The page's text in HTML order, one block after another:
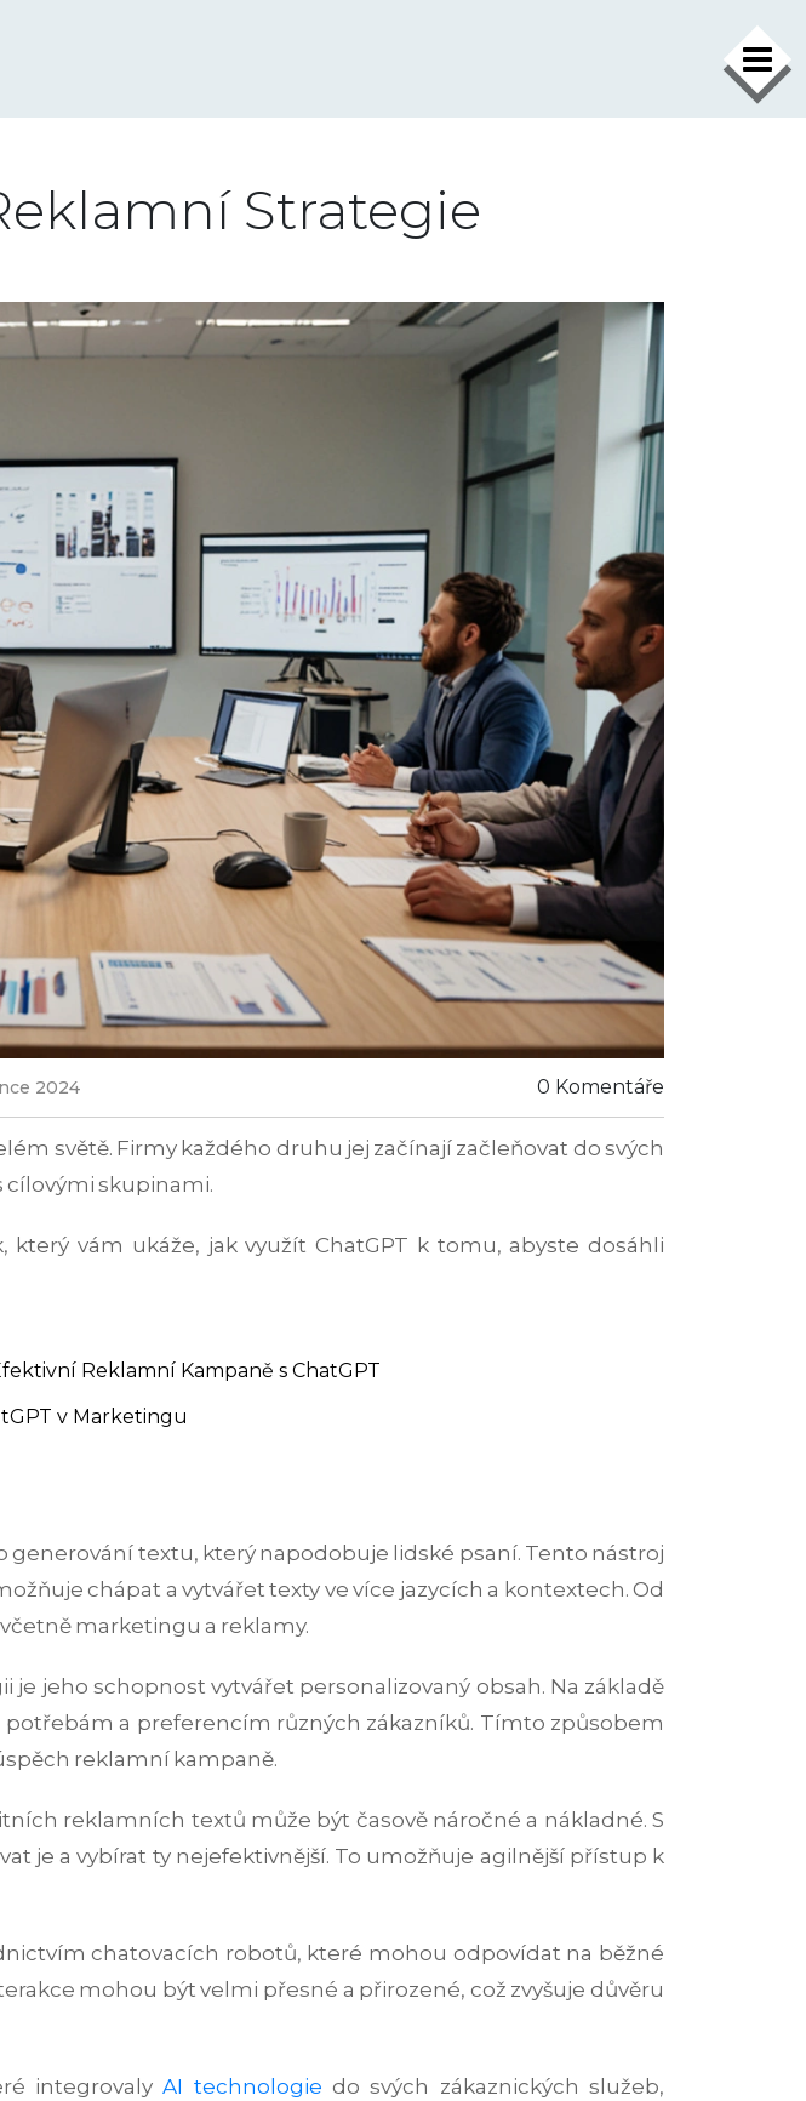
×
Strategie
2024 0 Komentáře
světě. Firmy každého druhu jej začínají začleňovat do svých
cílovými skupinami.
vám ukáže, jak využít ChatGPT k tomu, abyste dosáhli
Reklamní Kampaně s ChatGPT
v Marketingu
generování textu, který napodobuje lidské psaní. Tento nástroj
chápat a vytvářet texty ve více jazycích a kontextech. Od
marketingu a reklamy.
jeho schopnost vytvářet personalizovaný obsah. Na základě
a preferencím různých zákazníků. Tímto způsobem
reklamní kampaně.
reklamních textů může být časově náročné a nákladné. S
je a vybírat ty nejefektivnější. To umožňuje agilnější přístup k
chatovacích robotů, které mohou odpovídat na běžné
mohou být velmi přesné a přirozené, což zvyšuje důvěru
integrovalyAI technologie do svých zákaznických služeb,